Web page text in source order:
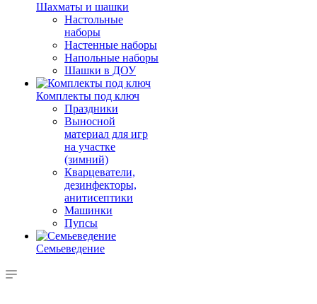
Шахматы и шашки
Настольные
наборы
Настенные наборы
Напольные наборы
Шашки в ДОУ
Комплекты под ключ
Праздники
Выносной
материал для игр
на участке
(зимний)
Кварцеватели,
дезинфекторы,
анитисептики
Машинки
Пупсы
Семьеведение